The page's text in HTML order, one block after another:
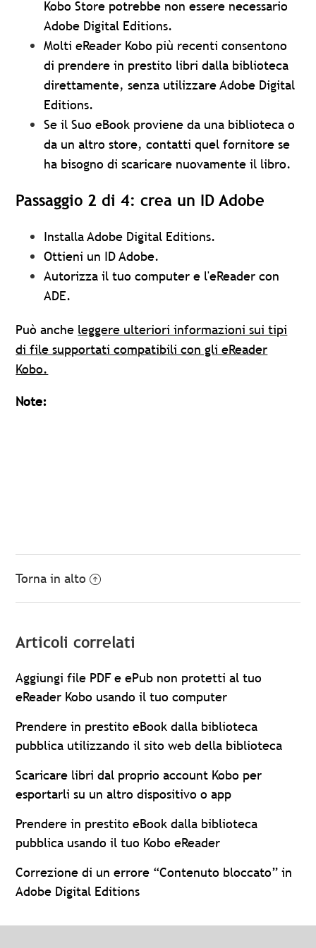
Kobo Store potrebbe non essere necessario
Adobe Digital Editions.
Molti eReader Kobo più recenti consentono
di prendere in prestito libri dalla biblioteca
direttamente, senza utilizzare Adobe Digital
Editions.
Se il Suo eBook proviene da una biblioteca o
da un altro store, contatti quel fornitore se
ha bisogno di scaricare nuovamente il libro.
Passaggio 2 di 4: crea un ID Adobe
Installa Adobe Digital Editions.
Ottieni un ID Adobe.
Autorizza il tuo computer e l'eReader con
ADE.
Può anche leggere ulteriori informazioni sui tipi
di file supportati compatibili con gli eReader
Kobo.
Note:
Torna in alto
Articoli correlati
Aggiungi file PDF e ePub non protetti al tuo
eReader Kobo usando il tuo computer
Prendere in prestito eBook dalla biblioteca
pubblica utilizzando il sito web della biblioteca
Scaricare libri dal proprio account Kobo per
esportarli su un altro dispositivo o app
Prendere in prestito eBook dalla biblioteca
pubblica usando il tuo Kobo eReader
Correzione di un errore “Contenuto bloccato” in
Adobe Digital Editions